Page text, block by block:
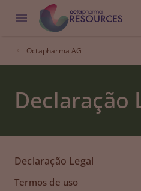
Octapharma AG
Declaração
Declaração Legal
Termos de uso